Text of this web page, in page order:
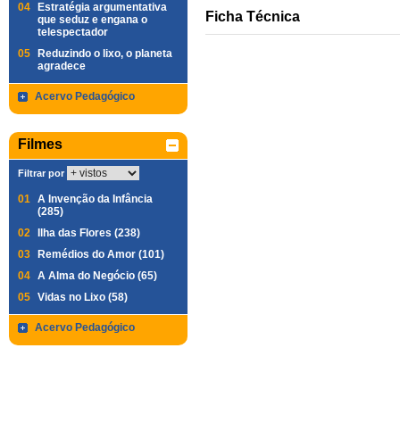
04
Estratégia argumentativa
que seduz e engana o
telespectador
05
Reduzindo o lixo, o planeta
agradece
Acervo Pedagógico
Filmes
Filtrar por
01 A Invenção da Infância
(285)
02
Ilha das Flores (238)
03
Remédios do Amor (101)
04 A Alma do Negócio (65)
05 Vidas no Lixo (58)
Acervo Pedagógico
Ficha Técnica